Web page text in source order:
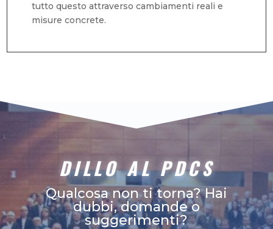
tutto questo attraverso cambiamenti reali e
misure concrete.
DILLO AL PDCS
Qualcosa non ti torna? Hai
dubbi, domande o
suggerimenti?